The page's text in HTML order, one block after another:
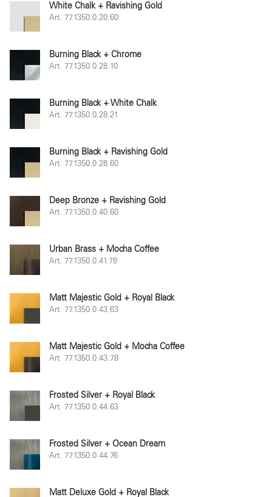
White Chalk + Ravishing Gold
Art. 77.1350.0.20.60
Burning Black + Chrome
Art. 77.1350.0.28.10
Burning Black + White Chalk
Art. 77.1350.0.28.21
Burning Black + Ravishing Gold
Art. 77.1350.0.28.60
Deep Bronze + Ravishing Gold
Art. 77.1350.0.40.60
Urban Brass + Mocha Coffee
Art. 77.1350.0.41.78
Matt Majestic Gold + Royal Black
Art. 77.1350.0.43.63
Matt Majestic Gold + Mocha Coffee
Art. 77.1350.0.43.78
Frosted Silver + Royal Black
Art. 77.1350.0.44.63
Frosted Silver + Ocean Dream
Art. 77.1350.0.44.76
Matt Deluxe Gold + Royal Black